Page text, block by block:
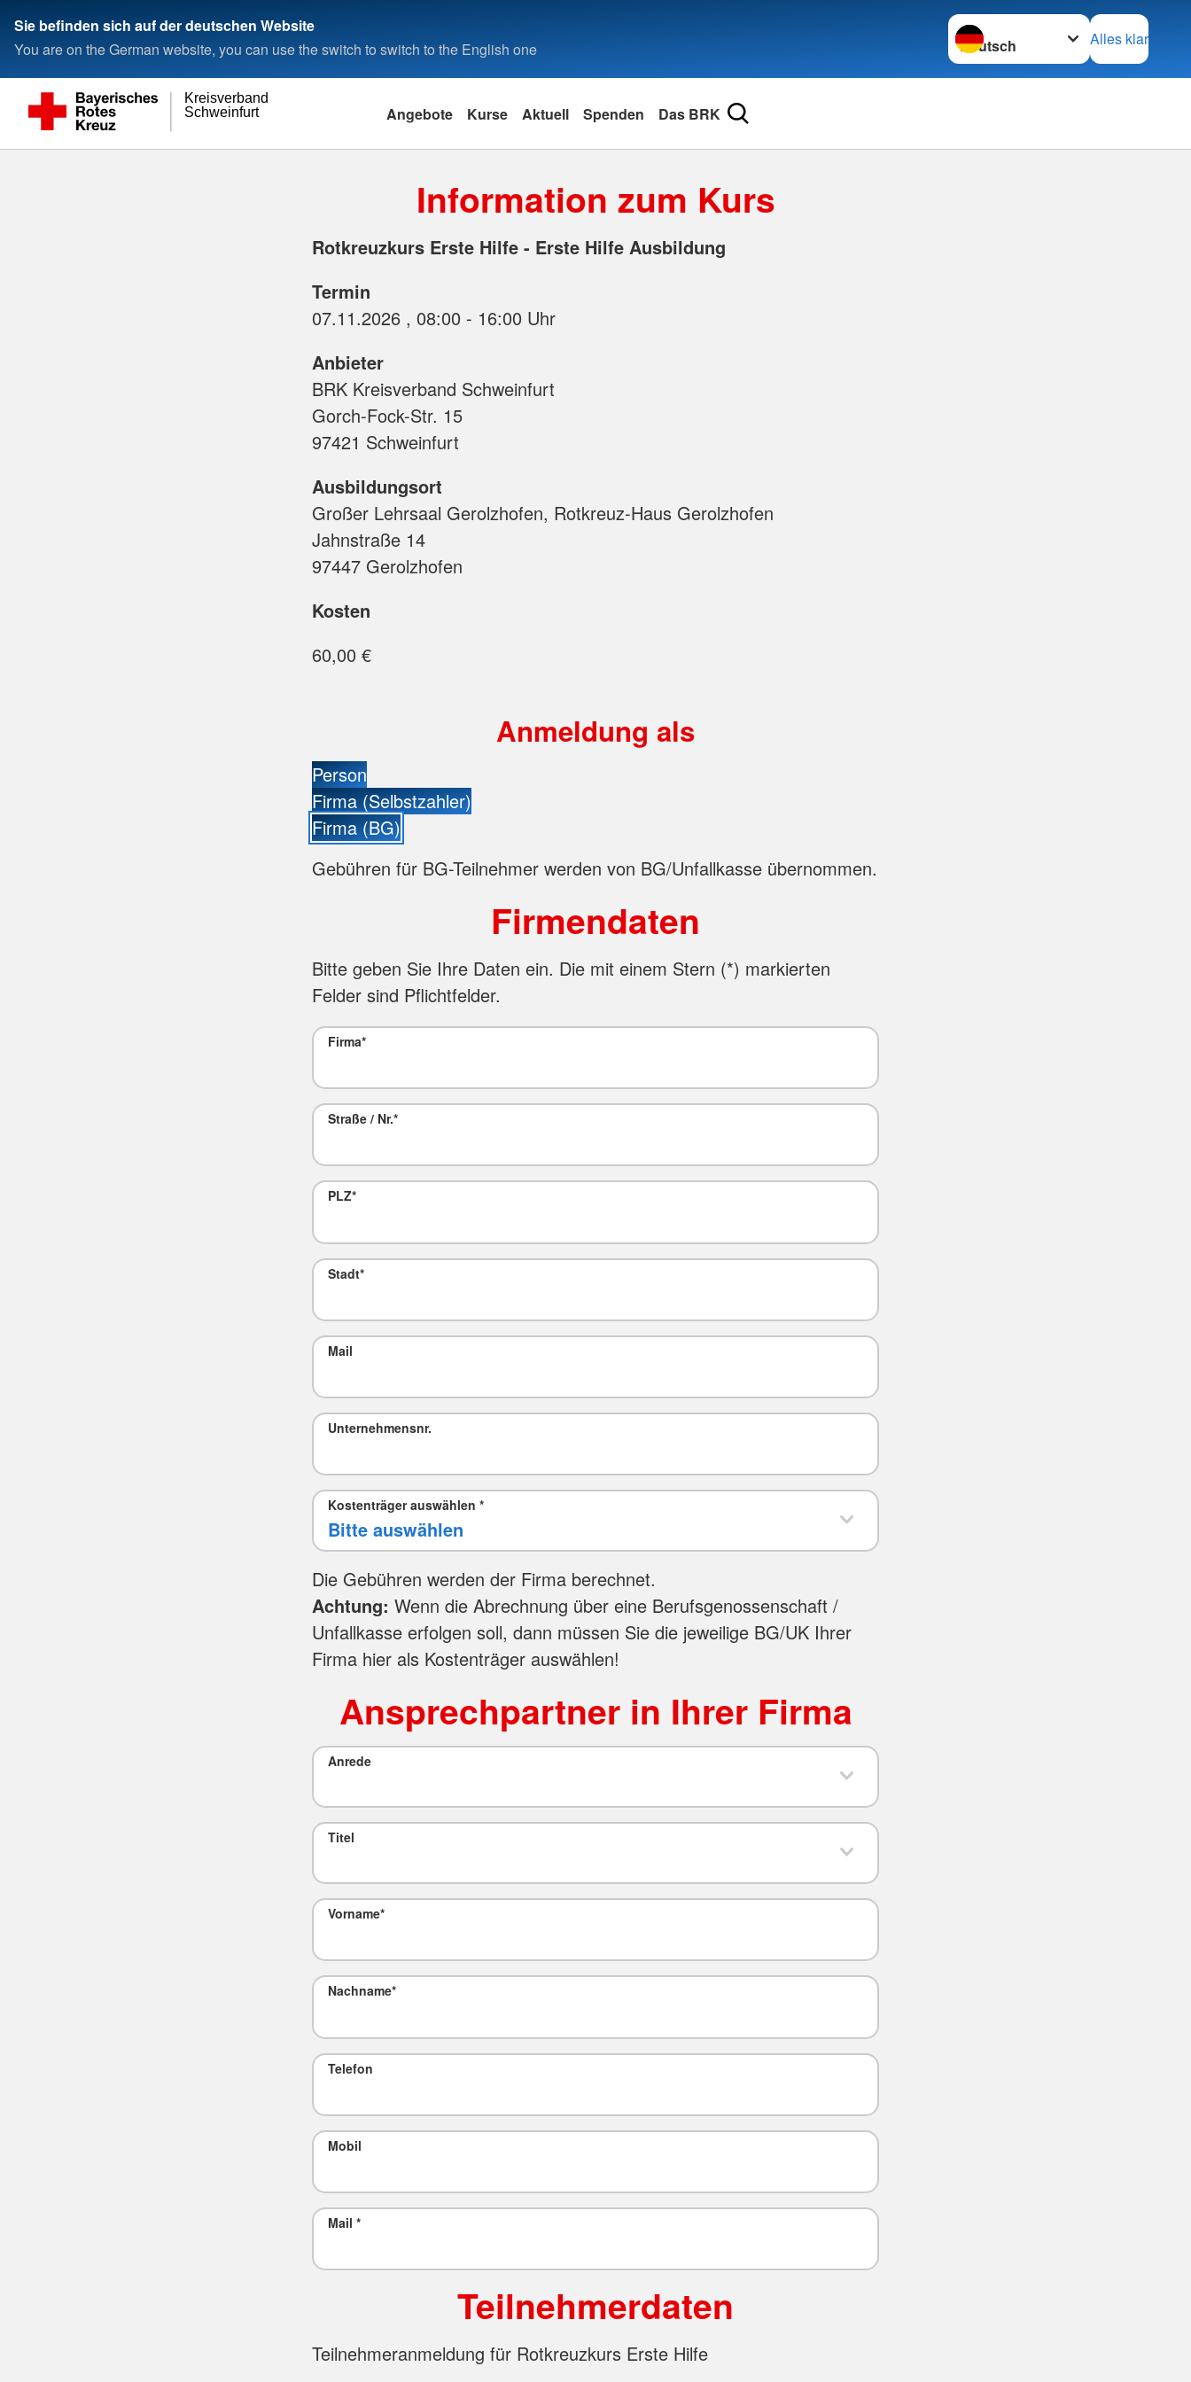
Sie befinden sich auf der deutschen Website
You are on the German website, you can use the switch to switch to the English one
Sprache wechseln zu
Alles klar
Schweinfurt
Kreisverband
Angebote Kurse Aktuell Spenden Das BRK
Information zum Kurs
Rotkreuzkurs Erste Hilfe - Erste Hilfe Ausbildung
Termin
07.11.2026 , 08:00 - 16:00 Uhr
Anbieter
BRK Kreisverband Schweinfurt
Gorch-Fock-Str. 15
97421 Schweinfurt
Ausbildungsort
Großer Lehrsaal Gerolzhofen, Rotkreuz-Haus Gerolzhofen
Jahnstraße 14
97447 Gerolzhofen
Kosten
60,00 €
Anmeldung als
Person
Firma (Selbstzahler)
Firma (BG)
Gebühren für BG-Teilnehmer werden von BG/Unfallkasse übernommen.
Firmendaten
Bitte geben Sie Ihre Daten ein. Die mit einem Stern (*) markierten
Felder sind Pflichtfelder.
Firma*
Straße / Nr.*
PLZ*
Stadt*
Mail
Unternehmensnr.
Kostenträger auswählen*
Die Gebühren werden der Firma berechnet.
Achtung: Wenn die Abrechnung über eine Berufsgenossenschaft /
Unfallkasse erfolgen soll, dann müssen Sie die jeweilige BG/UK Ihrer
Firma hier als Kostenträger auswählen!
Ansprechpartner in Ihrer Firma
Anrede
Titel
Vorname*
Nachname*
Telefon
Mobil
Mail*
Teilnehmerdaten
Teilnehmeranmeldung für Rotkreuzkurs Erste Hilfe